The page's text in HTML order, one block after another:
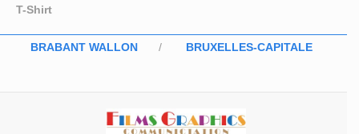
T-Shirt
BRABANT WALLON BRUXELLES-CAPITALE